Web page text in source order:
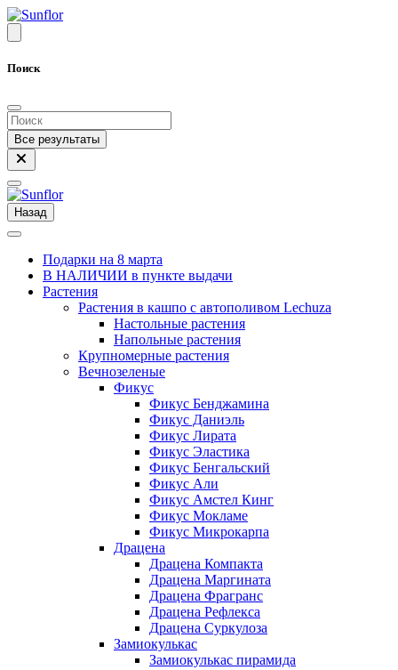
Поиск
Все результаты
Назад
Подарки на 8 марта
В НАЛИЧИИ в пункте выдачи
Растения
Растения в кашпо с автополивом Lechuza
Настольные растения
Напольные растения
Крупномерные растения
Вечнозеленые
Фикус
Фикус Бенджамина
Фикус Даниэль
Фикус Лирата
Фикус Эластика
Фикус Бенгальский
Фикус Али
Фикус Амстел Кинг
Фикус Мокламе
Фикус Микрокарпа
Драцена
Драцена Компакта
Драцена Маргината
Драцена Фрагранс
Драцена Рефлекса
Драцена Суркулоза
Замиокулькас
Замиокулькас пирамида